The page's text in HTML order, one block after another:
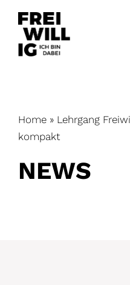
content
Home » Lehrgang
kompakt
NEWS